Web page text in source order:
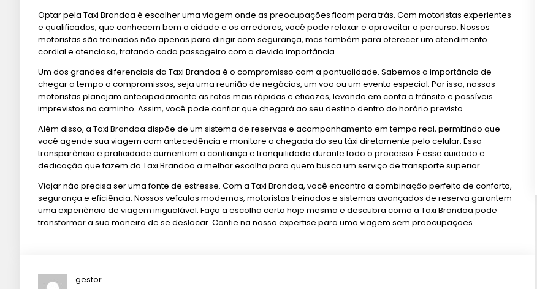
Optar pela Taxi Brandoa é escolher uma viagem onde as preocupações ficam para trás. Com motoristas experientes
e qualificados, que conhecem bem a cidade e os arredores, você pode relaxar e aproveitar o percurso. Nossos
motoristas são treinados não apenas para dirigir com segurança, mas também para oferecer um atendimento
cordial e atencioso, tratando cada passageiro com a devida importância.
Um dos grandes diferenciais da Taxi Brandoa é o compromisso com a pontualidade. Sabemos a importância de
chegar a tempo a compromissos, seja uma reunião de negócios, um voo ou um evento especial. Por isso, nossos
motoristas planejam antecipadamente as rotas mais rápidas e eficazes, levando em conta o trânsito e possíveis
imprevistos no caminho. Assim, você pode confiar que chegará ao seu destino dentro do horário previsto.
Além disso, a Taxi Brandoa dispõe de um sistema de reservas e acompanhamento em tempo real, permitindo que
você agende sua viagem com antecedência e monitore a chegada do seu táxi diretamente pelo celular. Essa
transparência e praticidade aumentam a confiança e tranquilidade durante todo o processo. É esse cuidado e
dedicação que fazem da Taxi Brandoa a melhor escolha para quem busca um serviço de transporte superior.
Viajar não precisa ser uma fonte de estresse. Com a Taxi Brandoa, você encontra a combinação perfeita de conforto,
segurança e eficiência. Nossos veículos modernos, motoristas treinados e sistemas avançados de reserva garantem
uma experiência de viagem inigualável. Faça a escolha certa hoje mesmo e descubra como a Taxi Brandoa pode
transformar a sua maneira de se deslocar. Confie na nossa expertise para uma viagem sem preocupações.
gestor